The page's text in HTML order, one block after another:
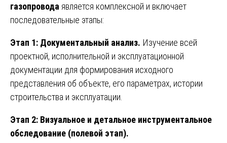
газопровода является комплексной и включает
последовательные этапы:
Этап 1: Документальный анализ. Изучение всей
проектной, исполнительной и эксплуатационной
документации для формирования исходного
представления об объекте, его параметрах, истории
строительства и эксплуатации.
Этап 2: Визуальное и детальное инструментальное
обследование (полевой этап).